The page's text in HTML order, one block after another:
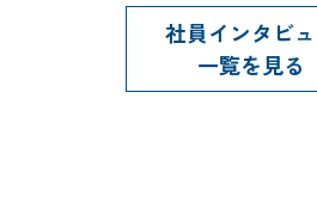
社員インタビ
一覧を見る